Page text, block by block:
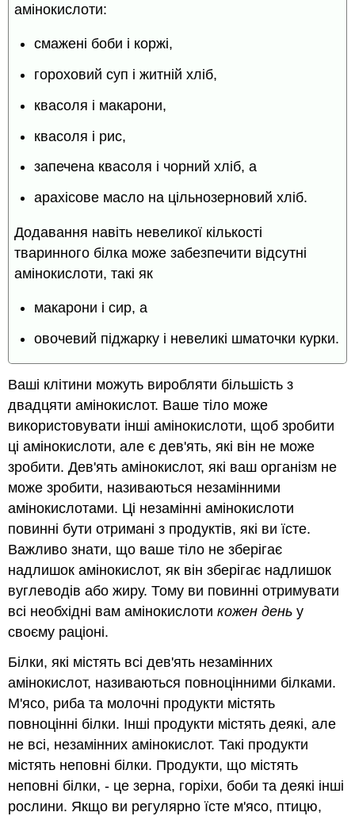
амінокислоти:
смажені боби і коржі,
гороховий суп і житній хліб,
квасоля і макарони,
квасоля і рис,
запечена квасоля і чорний хліб, а
арахісове масло на цільнозерновий хліб.
Додавання навіть невеликої кількості
тваринного білка може забезпечити відсутні
амінокислоти, такі як
макарони і сир, а
овочевий піджарку і невеликі шматочки курки.
Ваші клітини можуть виробляти більшість з
двадцяти амінокислот. Ваше тіло може
використовувати інші амінокислоти, щоб зробити
ці амінокислоти, але є дев'ять, які він не може
зробити. Дев'ять амінокислот, які ваш організм не
може зробити, називаються незамінними
амінокислотами. Ці незамінні амінокислоти
повинні бути отримані з продуктів, які ви їсте.
Важливо знати, що ваше тіло не зберігає
надлишок амінокислот, як він зберігає надлишок
вуглеводів або жиру. Тому ви повинні отримувати
всі необхідні вам амінокислотикожен день у
своєму раціоні.
Білки, які містять всі дев'ять незамінних
амінокислот, називаються повноцінними білками.
М'ясо, риба та молочні продукти містять
повноцінні білки. Інші продукти містять деякі, але
не всі, незамінних амінокислот. Такі продукти
містять неповні білки. Продукти, що містять
неповні білки, - це зерна, горіхи, боби та деякі інші
рослини. Якщо ви регулярно їсте м'ясо, птицю,